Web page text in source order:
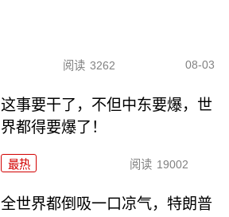
阅读 3262 08-03
这事要干了，不但中东要爆，世
界都得要爆了！
最热 阅读 19002
全世界都倒吸一口凉气，特朗普